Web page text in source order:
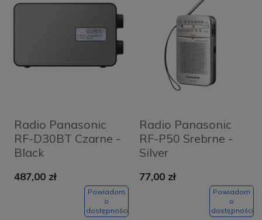
Radio Panasonic
RF-D30BT Czarne -
Black
487,00 zł
Powiadom
o
dostępności
Radio Panasonic
RF-P50 Srebrne -
Silver
77,00 zł
Powiadom
o
dostępności